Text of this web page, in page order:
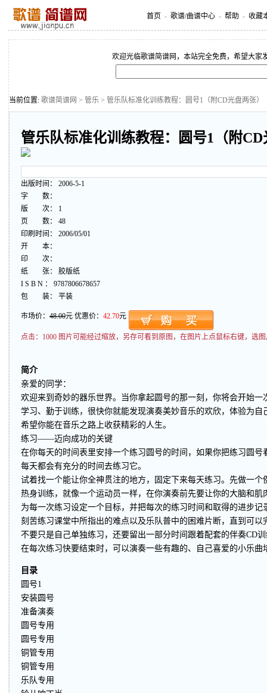
首页 - 歌谱/曲谱中心 - 帮助 - 收藏
欢迎光临歌谱简谱网，本站完全免费，希望大家
当前位置: 歌谱简谱网 > 管乐 > 管乐队标准化训练教程：圆号1（附CD光盘两张）
管乐队标准化训练教程：圆号1（附
出版时间： 2006-5-1
字 数：
版 次： 1
页 数： 48
印刷时间： 2006/05/01
开 本：
印 次：
纸 张： 胶版纸
I S B N ： 9787806678657
包 装： 平装
市场价： 48.00元 优惠价： 42.70元
点击： 1000 图片可能经过缩放，另存可看到原图，在图片上点鼠标右键，选
简介
亲爱的同学：
欢迎来到奇妙的器乐世界。当你拿起圆号的那一刻，你将会开始
学习、勤于训练，很快你就能发现演奏美妙音乐的欢欣，体验为
希望你能在音乐之路上收获精彩的人生。
练习——迈向成功的关键
在你每天的时间表里安排一个练习圆号的时间，如果你把练习圆
每天都会有充分的时间去练习它。
试着找一个能让你全神贯注的地方，固定下来每天练习。先做一
热身训练，就像一个运动员一样，在你演奏前先要让你的大脑和肌
为每一次练习设定一个目标，并把每次的练习时间和取得的进步记
刻苦练习课堂中所指出的难点以及乐队普中的困难片断，直到可以
不要只是自己单独练习，还要留出一部分时间跟着配套的伴奏CD
在每次练习快要结束时，可以演奏一些有趣的、自己喜爱的小乐曲
目录
圆号1
安装圆号
准备演奏
圆号专用
圆号专用
铜管专用
铜管专用
乐队专用